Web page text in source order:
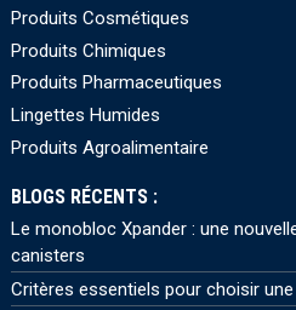
Produits Cosmétiques
Produits Chimiques
Produits Pharmaceutiques
Lingettes Humides
Produits Agroalimentaire
BLOGS RÉCENTS :
Le monobloc Xpander : une
canisters
Critères essentiels pour choisir